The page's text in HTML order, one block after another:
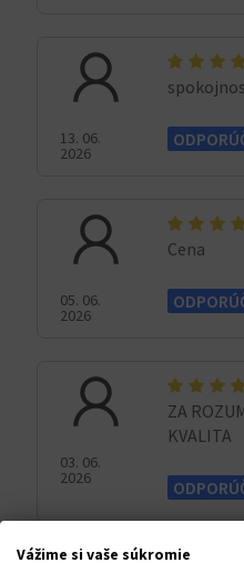
13. 06.
2026
05. 06.
2026
Cena
03. 06.
2026
ZA
KVALITA
Vážime si vaše súkromie